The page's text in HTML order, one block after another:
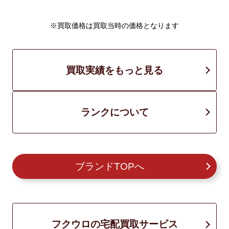
※買取価格は買取当時の価格となります
買取実績をもっと見る
ランクについて
ブランドTOPへ
フクウロの宅配買取サービス